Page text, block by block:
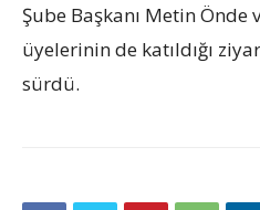
Şube Başkanı Metin
üyelerinin de katıldığı
sürdü.